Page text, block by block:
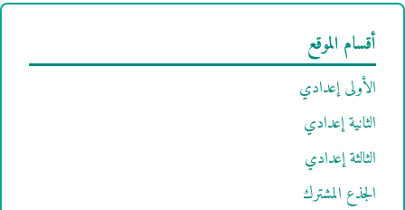
أقسام الموقع
الأولى إعدادي
الثانية إعدادي
الثالثة إعدادي
الجذع المشترك